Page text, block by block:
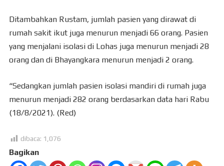
Ditambahkan Rustam, jumlah pasien yang dirawat di
rumah sakit ikut juga menurun menjadi 66 orang. Pasien
yang menjalani isolasi di Lohas juga menurun menjadi 28
orang dan di Bhayangkara menurun menjadi 2 orang.
“Sedangkan jumlah pasien isolasi mandiri di rumah juga
menurun menjadi 282 orang berdasarkan data hari Rabu
(18/8/2021). (Red)
dibaca: 1,076
Bagikan